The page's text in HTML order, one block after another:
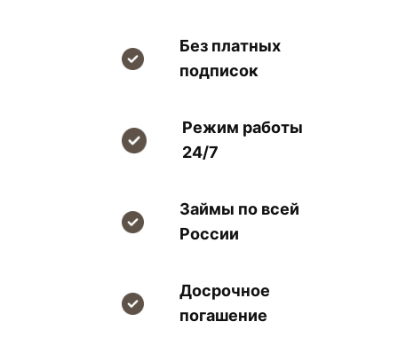
Без платных
подписок
Режим работы
24/7
Займы по всей
России
Досрочное
погашение